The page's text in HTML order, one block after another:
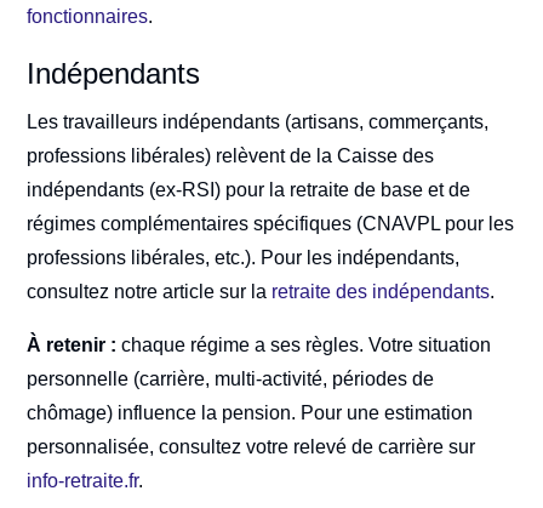
fonctionnaires.
Indépendants
Les travailleurs indépendants (artisans, commerçants,
professions libérales) relèvent de la Caisse des
indépendants (ex-RSI) pour la retraite de base et de
régimes complémentaires spécifiques (CNAVPL pour les
professions libérales, etc.). Pour les indépendants,
consultez notre article sur la retraite des indépendants.
À retenir : chaque régime a ses règles. Votre situation
personnelle (carrière, multi-activité, périodes de
chômage) influence la pension. Pour une estimation
personnalisée, consultez votre relevé de carrière sur
info-retraite.fr.